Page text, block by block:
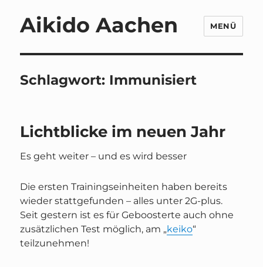
Aikido Aachen MENÜ
Schlagwort: Immunisiert
Lichtblicke im neuen Jahr
Es geht weiter – und es wird besser
Die ersten Trainingseinheiten haben bereits
wieder stattgefunden – alles unter 2G-plus.
Seit gestern ist es für Geboosterte auch ohne
zusätzlichen Test möglich, am „keiko“
teilzunehmen!